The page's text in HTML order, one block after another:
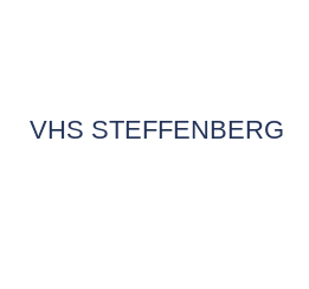
VHS STEFFENBERG